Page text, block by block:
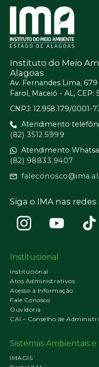
Instituto do Meio
Alagoas
Av. Fernandes Lima, 679
Farol, Maceió - AL, CEP:
CNPJ: 12.958.179/0001-
Atendimento
(82) 3512.5999
Atendimento
(82) 98833.9407
Siga o IMA nas redes
Institucional
Institucional
Atos Administrativos
Acesso à Informação
Fale Conosco
Ouvidoria
CAI – Conselho de
Sistemas Ambientais e
IMAGIS